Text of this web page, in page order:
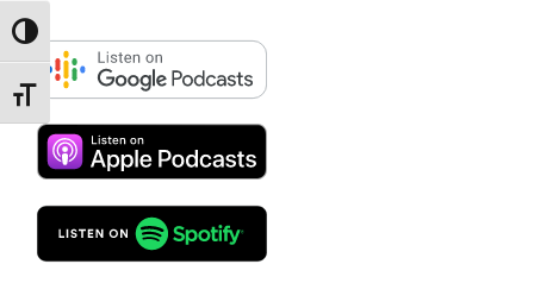
Alternar alto contraste
Alternar tamaño de letra